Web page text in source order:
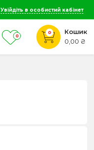
Увійдіть в особистий кабінет
0
0
Кошик
0,00 ₴